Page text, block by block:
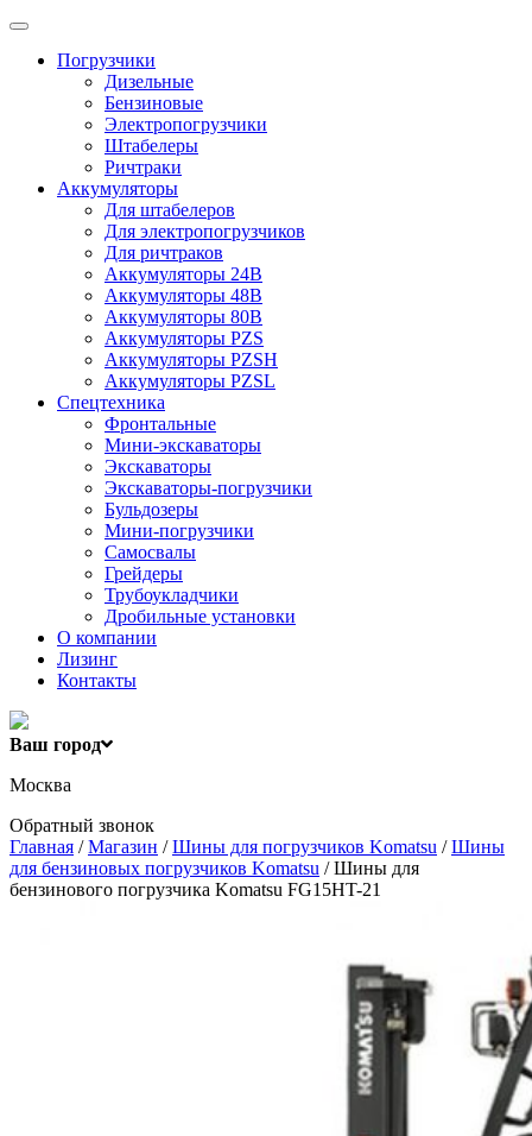
Погрузчики
Дизельные
Бензиновые
Электропогрузчики
Штабелеры
Ричтраки
Аккумуляторы
Для штабелеров
Для электропогрузчиков
Для ричтраков
Аккумуляторы 24В
Аккумуляторы 48В
Аккумуляторы 80В
Аккумуляторы PZS
Аккумуляторы PZSH
Аккумуляторы PZSL
Спецтехника
Фронтальные
Мини-экскаваторы
Экскаваторы
Экскаваторы-погрузчики
Бульдозеры
Мини-погрузчики
Самосвалы
Грейдеры
Трубоукладчики
Дробильные установки
О компании
Лизинг
Контакты
Ваш город
Москва
Обратный звонок
Главная /Магазин /Шины для погрузчиков Komatsu /Шины
для бензиновых погрузчиков Komatsu / Шины для
бензинового погрузчика Komatsu FG15HT-21